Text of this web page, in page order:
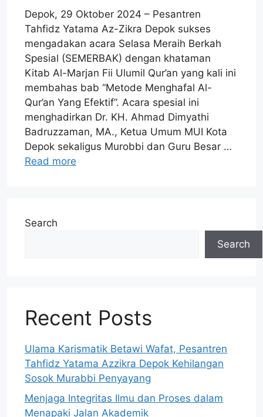
Depok, 29 Oktober 2024 – Pesantren
Tahfidz Yatama Az-Zikra Depok sukses
mengadakan acara Selasa Meraih Berkah
Spesial (SEMERBAK) dengan khataman
Kitab Al-Marjan Fii Ulumil Qur’an yang kali ini
membahas bab “Metode Menghafal Al-
Qur’an Yang Efektif”. Acara spesial ini
menghadirkan Dr. KH. Ahmad Dimyathi
Badruzzaman, MA., Ketua Umum MUI Kota
Depok sekaligus Murobbi dan Guru Besar …
Read more
Search
Search
Recent Posts
Ulama Karismatik Betawi Wafat, Pesantren
Tahfidz Yatama Azzikra Depok Kehilangan
Sosok Murabbi Penyayang
Menjaga Integritas Ilmu dan Proses dalam
Menapaki Jalan Akademik